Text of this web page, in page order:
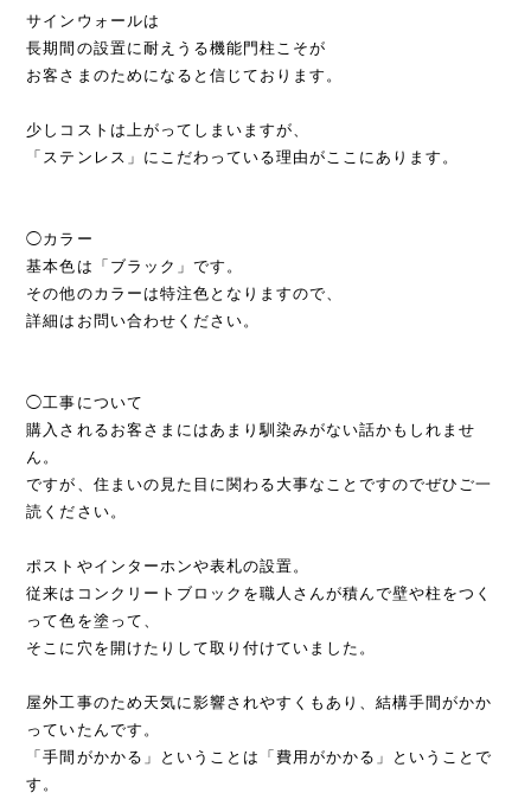
サインウォールは
長期間の設置に耐えうる機能門柱こそが
お客さまのためになると信じております。
少しコストは上がってしまいますが、
「ステンレス」にこだわっている理由がここにあります。
◯カラー
基本色は「ブラック」です。
その他のカラーは特注色となりますので、
詳細はお問い合わせください。
◯工事について
購入されるお客さまにはあまり馴染みがない話かもしれませ
ん。
ですが、住まいの見た目に関わる大事なことですのでぜひご一
読ください。
ポストやインターホンや表札の設置。
従来はコンクリートブロックを職人さんが積んで壁や柱をつく
って色を塗って、
そこに穴を開けたりして取り付けていました。
屋外工事のため天気に影響されやすくもあり、結構手間がかか
っていたんです。
「手間がかかる」ということは「費用がかかる」ということで
す。